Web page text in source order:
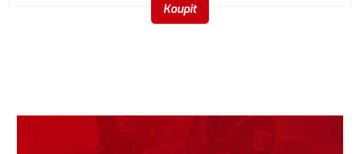
Koupit